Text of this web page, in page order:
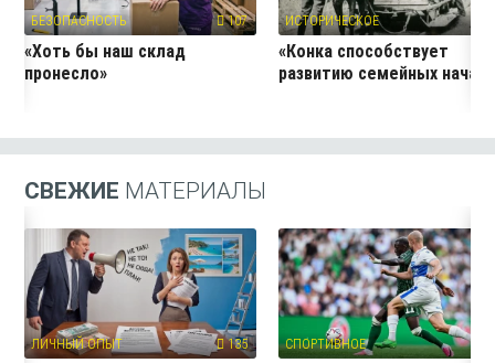
БЕЗОПАСНОСТЬ 107
«Хоть бы наш склад
пронесло»
ИСТОРИЧЕСКОЕ
«Конка способствует
развитию семейных начал»
СВЕЖИЕ МАТЕРИАЛЫ
ЛИЧНЫЙ ОПЫТ 135 СПОРТИВНОЕ